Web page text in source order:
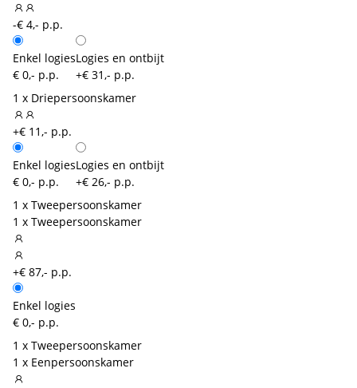
-€ 4,- p.p.
Enkel logies
€ 0,- p.p.
Logies en ontbijt
+€ 31,- p.p.
1 x Driepersoonskamer
+€ 11,- p.p.
Enkel logies
€ 0,- p.p.
Logies en ontbijt
+€ 26,- p.p.
1 x Tweepersoonskamer
1 x Tweepersoonskamer
+€ 87,- p.p.
Enkel logies
€ 0,- p.p.
1 x Tweepersoonskamer
1 x Eenpersoonskamer